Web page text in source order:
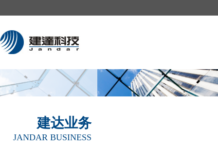
建达业务
JANDAR BUSINESS